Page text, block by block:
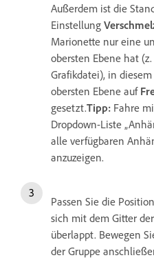
Außerdem ist die
Einstellung
Marionette nur eine
obersten Ebene hat
Grafikdatei), in
obersten Ebene auf
gesetzt.Tipp: Fahre
Dropdown-Liste
alle verfügbaren
anzuzeigen.
Passen Sie die
sich mit dem Gitter
überlappt. Bewegen
der Gruppe